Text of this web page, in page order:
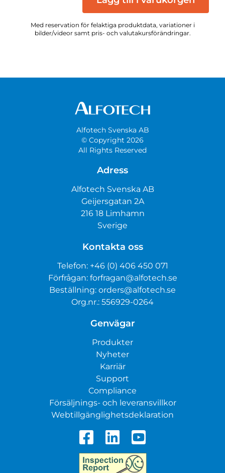
Med reservation för felaktiga produktdata, variationer i
bilder/videor samt pris- och valutakursförändringar.
Alfotech Svenska AB
© Copyright 2026
All Rights Reserved
Adress
Alfotech Svenska AB
Geijersgatan 2A
216 18 Limhamn
Sverige
Kontakta oss
Telefon: +46 (0) 406 450 071
Förfrågan: forfragan@alfotech.se
Beställning: orders@alfotech.se
Org.nr.: 556929-0264
Genvägar
Produkter
Nyheter
Karriär
Support
Compliance
Försäljnings- och leveransvillkor
Webtillgänglighetsdeklaration